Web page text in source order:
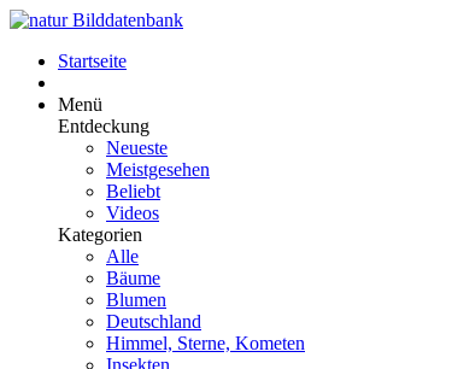
Startseite
Menü
Entdeckung
Neueste
Meistgesehen
Beliebt
Videos
Kategorien
Alle
Bäume
Blumen
Deutschland
Himmel, Sterne, Kometen
Insekten